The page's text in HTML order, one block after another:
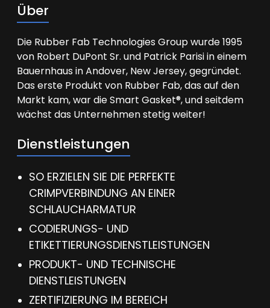
Über
Die Rubber Fab Technologies Group wurde 1995
von Robert DuPont Sr. und Patrick Parisi in einem
Bauernhaus in Andover, New Jersey, gegründet.
Das erste Produkt von Rubber Fab, das auf den
Markt kam, war die Smart Gasket®, und seitdem
wächst das Unternehmen stetig weiter!
Dienstleistungen
SO ERZIELEN SIE DIE PERFEKTE
CRIMPVERBINDUNG AN EINER
SCHLAUCHARMATUR
CODIERUNGS- UND
ETIKETTIERUNGSDIENSTLEISTUNGEN
PRODUKT- UND TECHNISCHE
DIENSTLEISTUNGEN
ZERTIFIZIERUNG IM BEREICH